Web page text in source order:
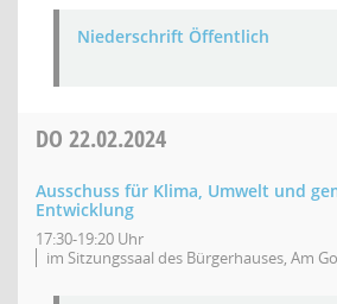
Niederschrift Öffentlich
DO 22.02.2024
Ausschuss für Klima, Umwelt und
Entwicklung
17:30-19:20 Uhr
im Sitzungssaal des Bürgerhauses, Am